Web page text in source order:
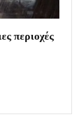
περιοχές